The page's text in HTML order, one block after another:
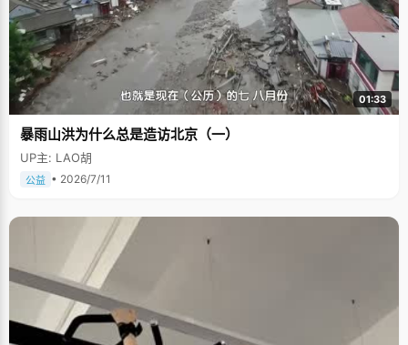
01:33
暴雨山洪为什么总是造访北京（一）
UP主: LAO胡
公益 • 2026/7/11